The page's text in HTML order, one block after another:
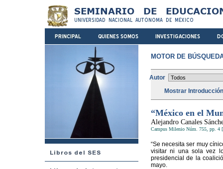
MOTOR DE
Autor
Mostrar
“México en el
Alejandro Canales
Campus Milenio Núm. 755, pp. 4
“Se necesita ser muy
visitar ni una sola vez
presidencial de la
mayo.